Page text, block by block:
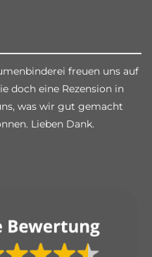
freuen uns auf
doch eine Rezension in
was wir gut gemacht
Lieben Dank.